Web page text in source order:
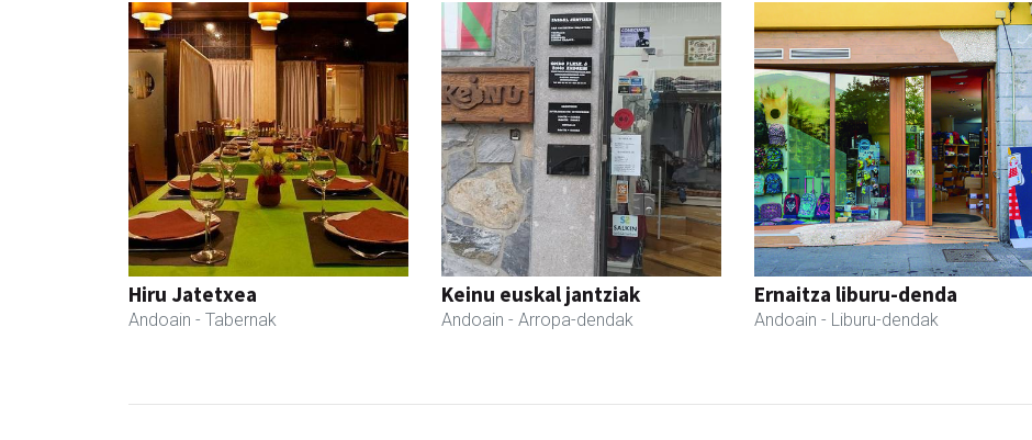
Hiru Jatetxea
Andoain - Tabernak
Keinu euskal jantziak
Andoain - Arropa-dendak
Ernaitza liburu-denda
Andoain - Liburu-dendak